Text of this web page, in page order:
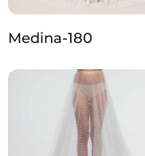
Medina-180